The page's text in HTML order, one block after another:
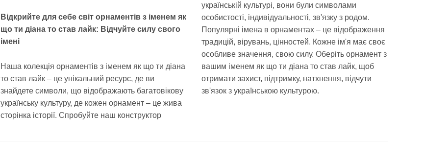
Відкрийте для себе світ орнаментів з іменем як
що ти діана то став лайк: Відчуйте силу свого
імені
Наша колекція орнаментів з іменем як що ти діана
то став лайк – це унікальний ресурс, де ви
знайдете символи, що відображають багатовікову
українську культуру, де кожен орнамент – це жива
сторінка історії. Спробуйте наш конструктор
українській культурі, вони були символами
особистості, індивідуальності, зв'язку з родом.
Популярні імена в орнаментах – це відображення
традицій, вірувань, цінностей. Кожне ім'я має своє
особливе значення, свою силу. Оберіть орнамент з
вашим іменем як що ти діана то став лайк, щоб
отримати захист, підтримку, натхнення, відчути
зв'язок з українською культурою.